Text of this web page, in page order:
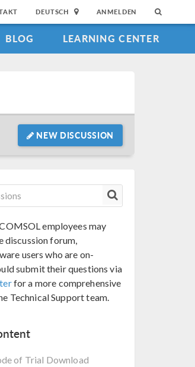
DEUTSCH ANMELDEN
BLOG LEARNING CENTER
NEW DISCUSSION
employees may
discussion forum,
users who are on-
submit their questions via
for a more comprehensive
Technical Support team.
of Trial Download